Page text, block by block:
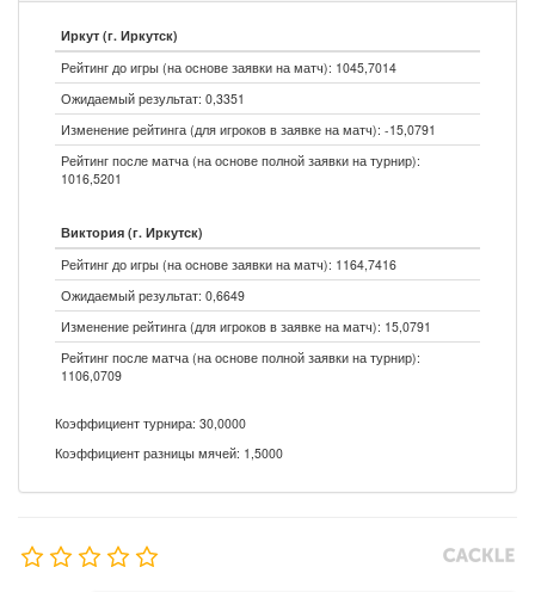
Иркут (г. Иркутск)
Рейтинг до игры (на основе заявки на матч): 1045,7014
Ожидаемый результат: 0,3351
Изменение рейтинга (для игроков в заявке на матч): -15,0791
Рейтинг после матча (на основе полной заявки на турнир):
1016,5201
Виктория (г. Иркутск)
Рейтинг до игры (на основе заявки на матч): 1164,7416
Ожидаемый результат: 0,6649
Изменение рейтинга (для игроков в заявке на матч): 15,0791
Рейтинг после матча (на основе полной заявки на турнир):
1106,0709
Коэффициент турнира: 30,0000
Коэффициент разницы мячей: 1,5000